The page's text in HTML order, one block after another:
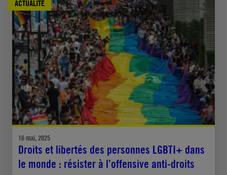
ACTUALITÉ
16 mai, 2025
Droits et libertés des personnes LGBTI+ dans
le monde : résister à l’offensive anti-droits